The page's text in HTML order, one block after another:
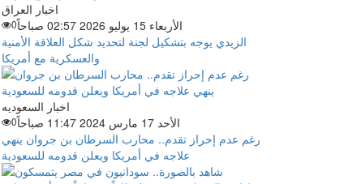
اخبار العراق
الأربعاء 15 يوليو 2026 02:57 صباحاً
0
الزيدي يوجه بتشكيل لجنة لتحديد شكل العلاقة الأمنية
والعسكرية مع أمريكا
اخبار السعوديه
الأحد 17 مارس 2024 11:47 صباحاً
0
رغم عدم إحراز تقدم.. محارب السرطان بن جروان ينهي
علاجه في أمريكا ويعلن قدومه للسعودية